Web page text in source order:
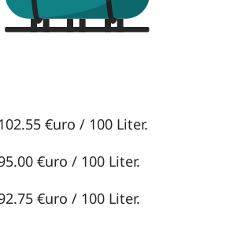
€uro / 100 Liter.
€uro / 100 Liter.
€uro / 100 Liter.